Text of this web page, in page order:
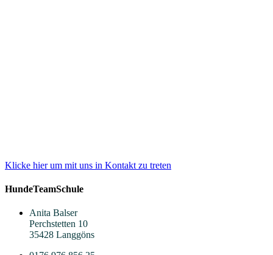
Klicke hier um mit uns in Kontakt zu treten
HundeTeamSchule
Anita Balser
Perchstetten 10
35428 Langgöns